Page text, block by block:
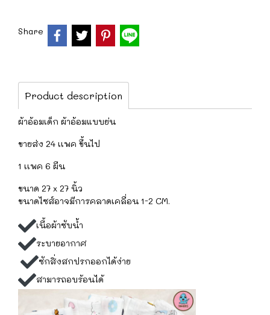
Share
Product description
ผ้าอ้อมเด็ก ผ้าอ้อมแบบย่น
ขายส่ง 24 เเพค ขึ้นไป
1 เเพค 6 ผืน
ขนาด 27 x 27 นิ้ว
ขนาดไซส์อาจมีการคลาดเคลื่อน 1-2 CM.
เนื้อผ้าซับน้ำ
ระบายอากาศ
ซักสิ่งสกปรกออกได้ง่าย
สามารถอบร้อนได้